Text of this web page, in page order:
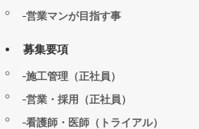
営業マンが目指す事
募集要項
施工管理（正社員）
営業・採用（正社員）
看護師・医師（トライアル）